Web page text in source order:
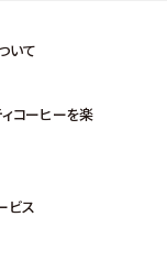
いて
コーヒーを楽
ビス